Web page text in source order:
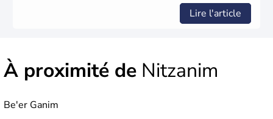
Lire l'article
À proximité de Nitzanim
Be'er Ganim